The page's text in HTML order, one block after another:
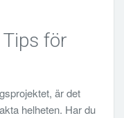
för
är det
helheten. Har du